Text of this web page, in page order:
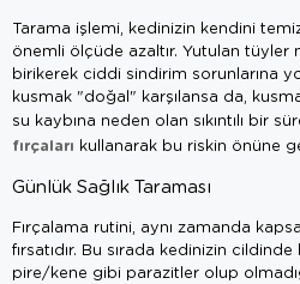
Tarama işlemi, kedinizin kendini
önemli ölçüde azaltır. Yutulan tüyler
birikerek ciddi sindirim sorunlarına
kusmak "doğal" karşılansa da,
su kaybına neden olan sıkıntılı bir
fırçaları kullanarak bu riskin önüne
Günlük Sağlık Taraması
Fırçalama rutini, aynı zamanda
fırsatıdır. Bu sırada kedinizin
pire/kene gibi parazitler olup